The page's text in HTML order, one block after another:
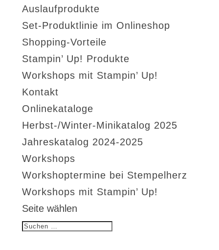
Auslaufprodukte
Set-Produktlinie im Onlineshop
Shopping-Vorteile
Stampin’ Up! Produkte
Workshops mit Stampin’ Up!
Kontakt
Onlinekataloge
Herbst-/Winter-Minikatalog 2025
Jahreskatalog 2024-2025
Workshops
Workshoptermine bei Stempelherz
Workshops mit Stampin’ Up!
Seite wählen